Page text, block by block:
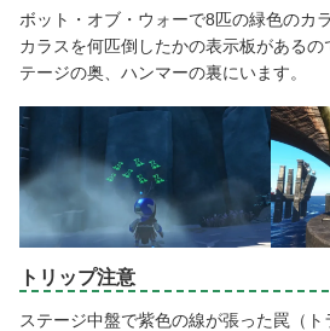
ボット・オブ・ウォーで8匹の緑色のカ
カラスを何匹倒したかの表示板がある
テージの奥、ハンマーの裏にいます。
トリップ注意
ステージ中盤で紫色の線が張った罠（